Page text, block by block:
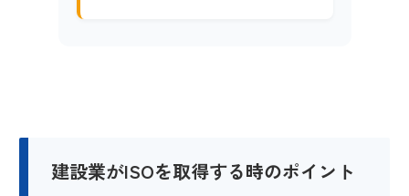
建設業がISOを取得する時のポイント